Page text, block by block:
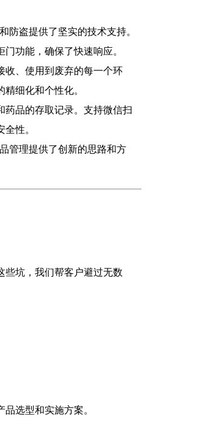
防盗提供了坚实的技术支持。
功能，确保了快速响应。
收、使用到废弃的每一个环
细化和个性化。
药品的存取记录。支持微信扫
性。
管理提供了创新的思路和方
些坑，我们帮客户避过无数
选型和实施方案。